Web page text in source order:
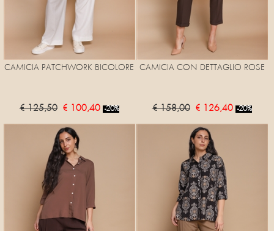
CAMICIA PATCHWORK BICOLORE
€ 125,50 € 100,40 -20%
CAMICIA CON DETTAGLIO ROSE
€ 158,00 € 126,40 -20%